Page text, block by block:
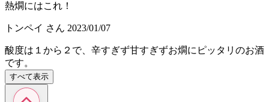
熱燗にはこれ！
トンペイ さん 2023/01/07
酸度は１から２で、辛すぎず甘すぎずお燗にピッタリのお酒
です。
すべて表示